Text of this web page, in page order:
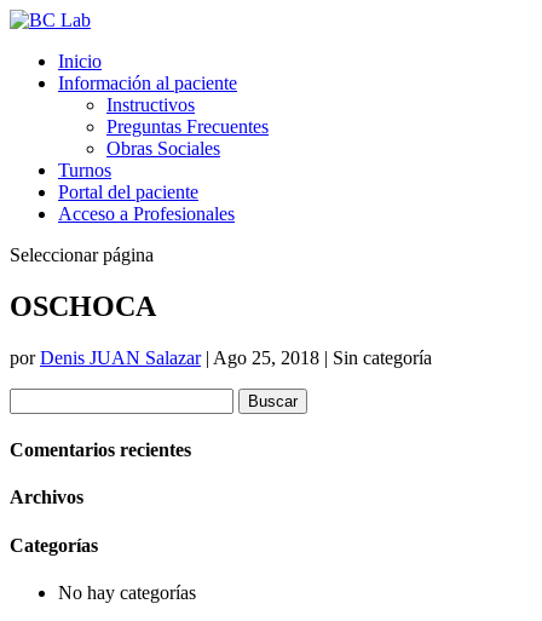
Inicio
Información al paciente
Instructivos
Preguntas Frecuentes
Obras Sociales
Turnos
Portal del paciente
Acceso a Profesionales
Seleccionar página
OSCHOCA
porDenis JUAN Salazar| Ago 25, 2018 | Sin categoría
Comentarios recientes
Archivos
Categorías
No hay categorías